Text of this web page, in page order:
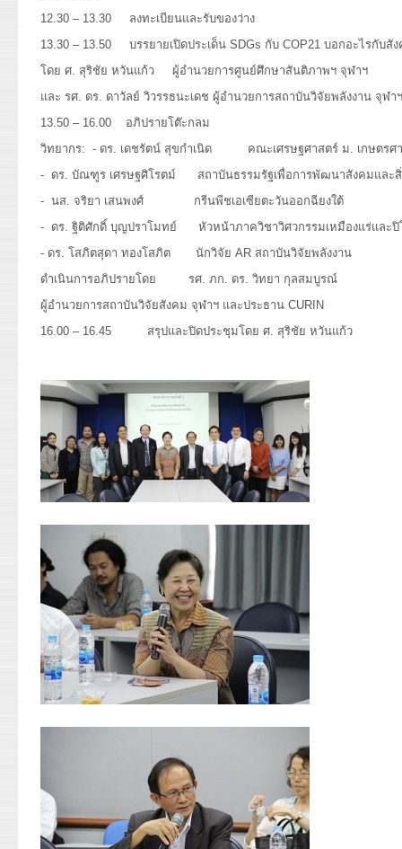
12.30 – 13.30 ลงทะเบียนและรับของว่าง
13.30 – 13.50 บรรยายเปิดประเด็น SDGs กับ COP21 บอกอะไรกับสั
โดย ศ. สุริชัย หวันแก้ว ผู้อำนวยการศูนย์ศึกษาสันติภาพฯ จุฬาฯ
และ รศ. ดร. ดาวัลย์ วิวรรธนะเดช ผู้อำนวยการสถาบันวิจัยพลังงาน จุฬาฯ
13.50 – 16.00 อภิปรายโต๊ะกลม
วิทยากร: - ดร. เดชรัตน์ สุขกำเนิด คณะเศรษฐศาสตร์ ม. เกษตรศ
- ดร. บัณฑูร เศรษฐศิโรตม์ สถาบันธรรมรัฐเพื่อการพัฒนาสังคมและสิ่
- นส. จริยา เสนพงศ์ กรีนพีชเอเซียตะวันออกฉียงใต้
- ดร. ฐิติศักดิ์ บุญปราโมทย์ หัวหน้าภาควิชาวิศวกรรมเหมืองแร่และปิ
- ดร. โสภิตสุดา ทองโสภิต นักวิจัย AR สถาบันวิจัยพลังงาน
ดำเนินการอภิปรายโดย รศ. ภก. ดร. วิทยา กุลสมบูรณ์
ผู้อำนวยการสถาบันวิจัยสังคม จุฬาฯ และประธาน CURIN
16.00 – 16.45 สรุปและปิดประชุมโดย ศ. สุริชัย หวันแก้ว